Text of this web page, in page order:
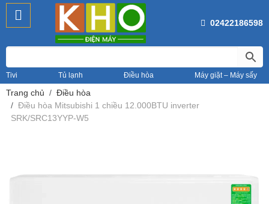
02422186598
Tivi Tủ lạnh Điều hòa Máy giặt – Máy sấy
Trang chủ
Điều hòa
Điều hòa Mitsubishi 1 chiều 12.000BTU inverter
SRK/SRC13YYP-W5